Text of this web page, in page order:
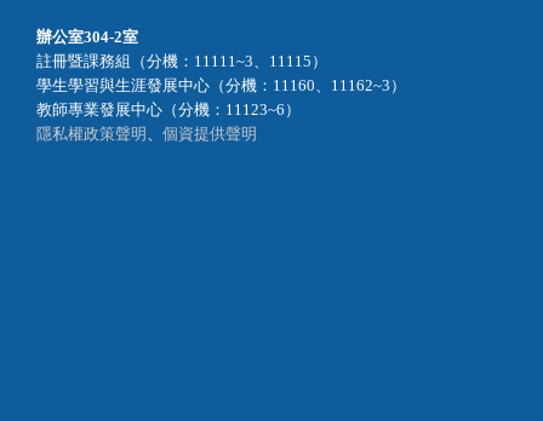
辦公室304-2室
註冊暨課務組（分機：11111~3、11115）
學生學習與生涯發展中心（分機：11160、11162~3）
教師專業發展中心（分機：11123~6）
隱私權政策聲明
個資提供聲明